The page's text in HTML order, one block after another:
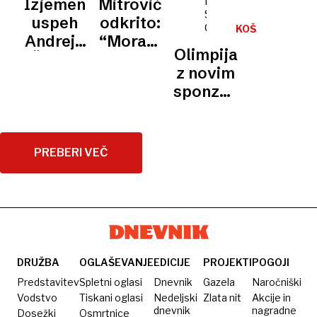
se je v
Sloveniji
pridobljene
zgled
vsem
Izjemen
uspeh
Andreja
Mitrović
odkrito:
“Morajo
večno
potrpljenja”
KOŠARKA
LIGA
Olimpija
z novim
sponzorjem
PREBERI VEČ
DRUŽBA
Predstavitev
Vodstvo
Dosežki
OGLAŠEVANJE
Spletni oglasi
Tiskani oglasi
Osmrtnice
EDICIJE
Dnevnik
Nedeljski
dnevnik
PROJEKTI
Gazela
Zlata nit
POGOJI
Naročniški
Akcije in
nagradne